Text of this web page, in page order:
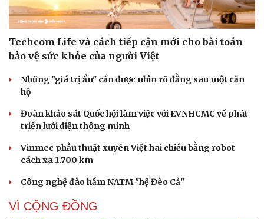
Cải chính
Techcom Life và cách tiếp cận mới cho bài toán
bảo vệ sức khỏe của người Việt
Những "giá trị ẩn" cần được nhìn rõ đằng sau một căn
hộ
Đoàn khảo sát Quốc hội làm việc với EVNHCMC về phát
triển lưới điện thông minh
Vinmec phẫu thuật xuyên Việt hai chiều bằng robot
cách xa 1.700 km
Công nghệ đào hầm NATM "hệ Đèo Cả"
VÌ CỘNG ĐỒNG